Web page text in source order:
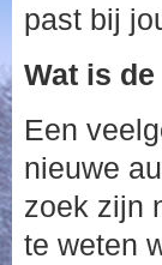
past bij
Wat is
Een
nieuwe
zoek zijn
te weten